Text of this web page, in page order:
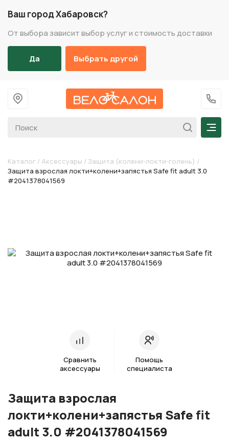
Ваш город Хабаровск?
От выбора зависит выбор услуг и стоимость доставки
Да Выбрать другой
На главную
+7
Каталог / Аксессуары / Защита (колени-локти-голень) /
Защита взрослая локти+колени+запястья Safe fit adult 3.0
#2041378041569
Сравнить
аксессуары
Помощь
специалиста
Защита взрослая
локти+колени+запястья Safe fit
adult 3.0 #2041378041569